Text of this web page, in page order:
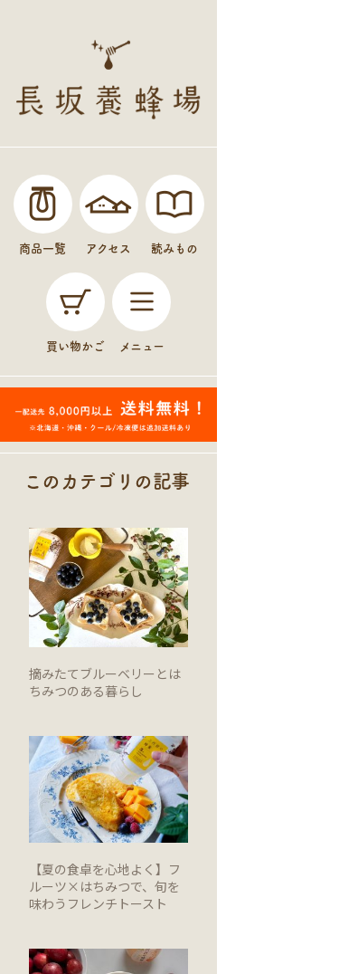
商品一覧 アクセス 読みもの
買い物かご メニュー
このカテゴリの記事
摘みたてブルーベリーとは
ちみつのある暮らし
【夏の食卓を心地よく】フ
ルーツ×はちみつで、旬を
味わうフレンチトースト